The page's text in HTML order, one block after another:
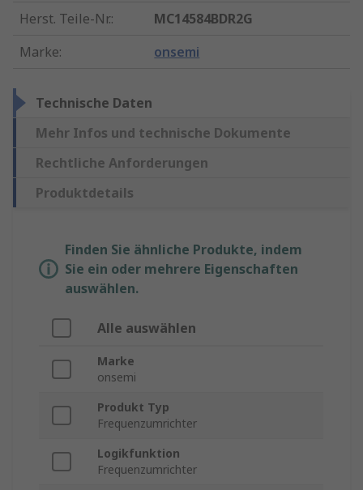
Herst. Teile-Nr.:
MC14584BDR2G
Marke: onsemi
Technische Daten
Mehr Infos und technische Dokumente
Rechtliche Anforderungen
Produktdetails
Finden Sie ähnliche Produkte, indem
Sie ein oder mehrere Eigenschaften
auswählen.
Alle auswählen
Marke
onsemi
Produkt Typ
Frequenzumrichter
Logikfunktion
Frequenzumrichter